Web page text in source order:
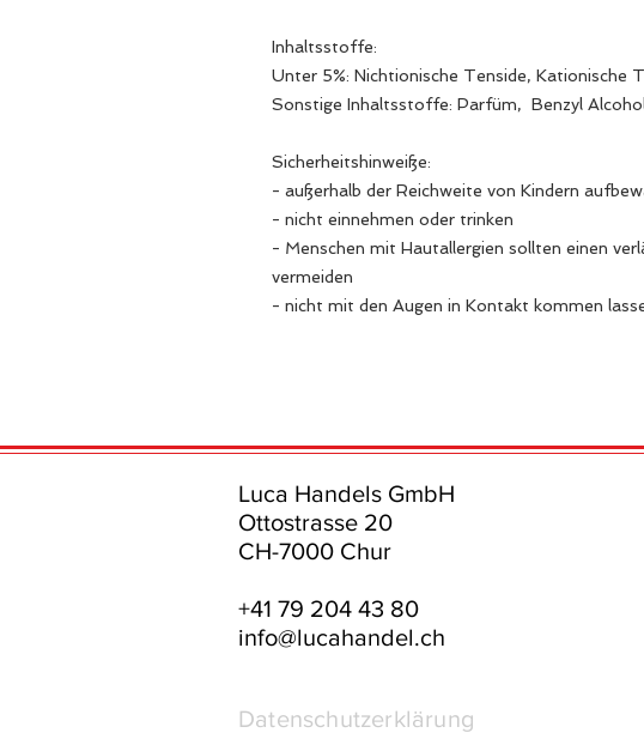
Inhaltsstoffe:
Unter 5%: Nichtionische Tenside, Kationische
Sonstige Inhaltsstoffe: Parfüm, Benzyl
Sicherheitshinweiße:
- außerhalb der Reichweite von Kindern
- nicht einnehmen oder trinken
- Menschen mit Hautallergien sollten einen
vermeiden
- nicht mit den Augen in Kontakt kommen
Luca Handels GmbH
Ottostrasse 20
CH-7000 Chur
+41 79 204 43 80
info@lucahandel.ch
Datenschutzerklärung